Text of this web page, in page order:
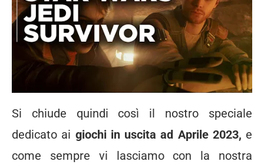
Si chiude quindi così il nostro speciale
dedicato ai giochi in uscita ad Aprile 2023, e
come sempre vi lasciamo con la nostra